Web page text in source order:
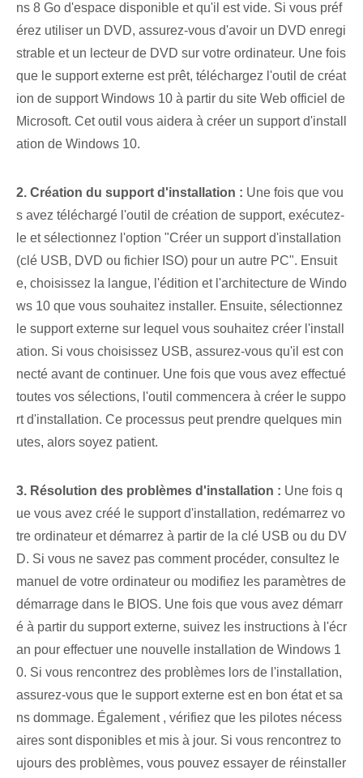
ns 8 Go d'espace disponible et qu'il est vide. Si vous préf
érez utiliser un DVD, assurez-vous d'avoir un DVD enregi
strable et un lecteur de DVD sur votre ordinateur. Une fois
que le support externe est prêt, téléchargez l'outil de créat
ion de support Windows 10 à partir du site Web officiel de
Microsoft. Cet outil vous aidera à créer un support d'install
ation de Windows 10.
2. Création du support d'installation : Une fois que vou
s avez téléchargé l'outil de création de support, exécutez-
le et sélectionnez l'option "Créer un support d'installation
(clé USB, DVD ou fichier ISO) pour un autre PC". Ensuit
e, choisissez la langue, l'édition et l'architecture de Windo
ws 10 que vous souhaitez installer. Ensuite, sélectionnez
le ⁤support externe ⁢sur lequel‌ vous souhaitez créer l'install
ation. Si vous choisissez USB, assurez-vous qu'il est con
necté avant de continuer. ⁣Une fois que vous avez effectué
toutes vos sélections, l'outil commencera à créer le suppo
rt d'installation. Ce processus peut prendre quelques min
utes, alors soyez patient.
3. Résolution des problèmes d'installation : Une fois q
ue vous avez créé le support d'installation, redémarrez vo
tre ordinateur et démarrez à partir de la clé USB ou du DV
D. Si vous ne savez pas comment procéder, consultez le
manuel de votre ordinateur ou modifiez les paramètres de
démarrage dans le BIOS. Une fois que vous avez démarr
é à partir du support externe, suivez les instructions à l'écr
an pour effectuer une nouvelle installation de Windows 1
0. Si vous rencontrez des problèmes lors de l'installation,
assurez-vous que le support externe est en bon état et⁣ sa
ns dommage.‌ Également , vérifiez‍ que ‌les pilotes nécess
aires sont disponibles⁢ et mis à jour. Si vous rencontrez to
ujours des problèmes, vous pouvez essayer de réinstaller